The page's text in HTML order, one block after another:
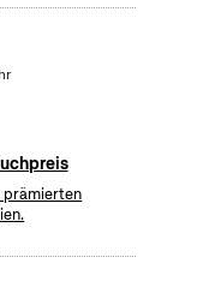
prämierten